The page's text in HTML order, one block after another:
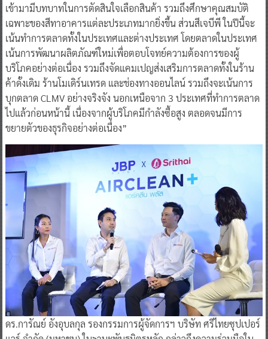
เข้ามามีบทบาทในการตัดสินใจเลือกสินค้า รวมถึงศึกษาคุณสมบัติ
เฉพาะของสีทาอาคารแต่ละประเภทมากยิ่งขึ้น ส่วนสีเจบีพี ในปีนี้จะ
เน้นทำการตลาดทั้งในประเทศและต่างประเทศ โดยตลาดในประเทศ
เน้นการพัฒนาผลิตภัณฑ์ใหม่เพื่อตอบโจทย์ความต้องการของผู้
บริโภคอย่างต่อเนื่อง รวมถึงจัดแคมเปญส่งเสริมการตลาดทั้งในร้าน
ค้าดั้งเดิม ร้านโมเดิร์นเทรด และช่องทางออนไลน์ รวมถึงจะเน้นการ
บุกตลาด CLMV อย่างจริงจัง นอกเหนือจาก 3 ประเทศที่ทำการตลาด
ไปแล้วก่อนหน้านี้ เนื่องจากผู้บริโภคมีกำลังซื้อสูง ตลอดจนมีการ
ขยายตัวของธุรกิจอย่างต่อเนื่อง”
ดร.การัณย์ อังอุบลกุล รองกรรมการผู้จัดการฯ บริษัท ศรีไทยซุปเปอร์